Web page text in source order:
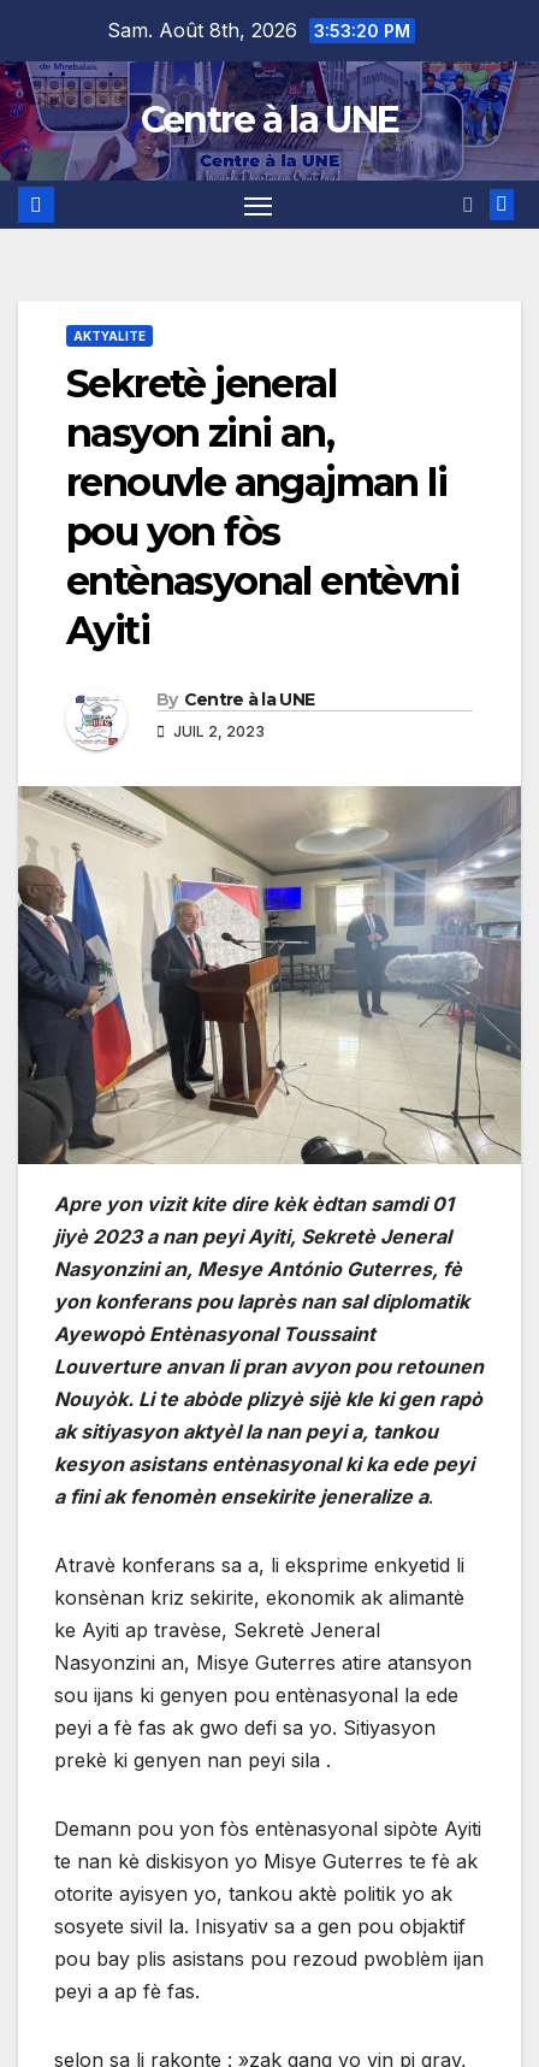
content
Sam. Août 8th, 2026 3:53:21 PM
Centre à la UNE
AKTYALITE
Sekretè jeneral
nasyon zini an,
renouvle angajman li
pou yon fòs
entènasyonal entèvni
Ayiti
By Centre à la UNE
JUIL 2, 2023
Apre yon vizit kite dire kèk èdtan samdi 01
jiyè 2023 a nan peyi Ayiti, Sekretè Jeneral
Nasyonzini an, Mesye António Guterres, fè
yon konferans pou laprès nan sal diplomatik
Ayewopò Entènasyonal Toussaint
Louverture anvan li pran avyon pou retounen
Nouyòk. Li te abòde plizyè sijè kle ki gen rapò
ak sitiyasyon aktyèl la nan peyi a, tankou
kesyon asistans entènasyonal ki ka ede peyi
a fini ak fenomèn ensekirite jeneralize a.
Atravè konferans sa a, li eksprime enkyetid li
konsènan kriz sekirite, ekonomik ak alimantè
ke Ayiti ap travèse, Sekretè Jeneral
Nasyonzini an, Misye Guterres atire atansyon
sou ijans ki genyen pou entènasyonal la ede
peyi a fè fas ak gwo defi sa yo. Sitiyasyon
prekè ki genyen nan peyi sila .
Demann pou yon fòs entènasyonal sipòte Ayiti
te nan kè diskisyon yo Misye Guterres te fè ak
otorite ayisyen yo, tankou aktè politik yo ak
sosyete sivil la. Inisyativ sa a gen pou objaktif
pou bay plis asistans pou rezoud pwoblèm ijan
peyi a ap fè fas.
selon sa li rakonte : »zak gang yo vin pi grav,